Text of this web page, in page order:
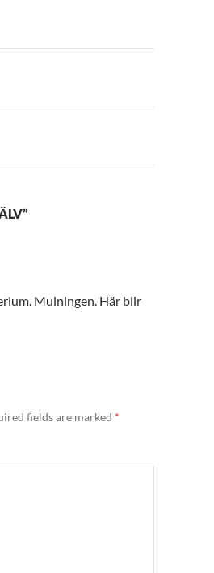
Mulningen. Här blir
fields are marked *